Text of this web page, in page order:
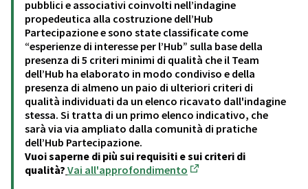
pubblici e associativi coinvolti nell’indagine
propedeutica alla costruzione dell’Hub
Partecipazione e sono state classificate come
“esperienze di interesse per l’Hub” sulla base della
presenza di 5 criteri minimi di qualità che il Team
dell’Hub ha elaborato in modo condiviso e della
presenza di almeno un paio di ulteriori criteri di
qualità individuati da un elenco ricavato dall'indagine
stessa. Si tratta di un primo elenco indicativo, che
sarà via via ampliato dalla comunità di pratiche
dell’Hub Partecipazione.
Vuoi saperne di più sui requisiti e sui criteri di
qualità? Vai all'approfondimento